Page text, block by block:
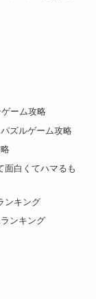
ーム攻略
パズルゲーム攻略
面白くてハマるも
ンキング
ンキング